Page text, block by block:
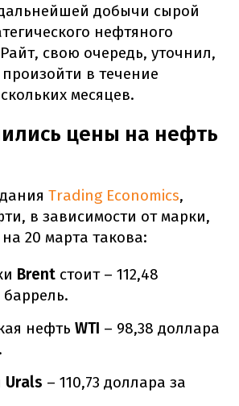
добычи сырой
нефтяного
свою очередь, уточнил,
в течение
месяцев.
цены на нефть
Trading Economics,
в зависимости от марки,
20 марта такова:
Brent стоит – 112,48
нефтьWTI – 98,38 доллара
Urals – 110,73 доллара за